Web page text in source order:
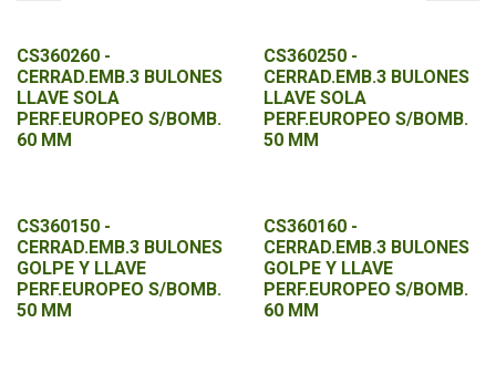
CS360260 -
CERRAD.EMB.3 BULONES
LLAVE SOLA
PERF.EUROPEO S/BOMB.
60 MM
CS360250 -
CERRAD.EMB.3 BULONES
LLAVE SOLA
PERF.EUROPEO S/BOMB.
50 MM
CS360150 -
CERRAD.EMB.3 BULONES
GOLPE Y LLAVE
PERF.EUROPEO S/BOMB.
50 MM
CS360160 -
CERRAD.EMB.3 BULONES
GOLPE Y LLAVE
PERF.EUROPEO S/BOMB.
60 MM